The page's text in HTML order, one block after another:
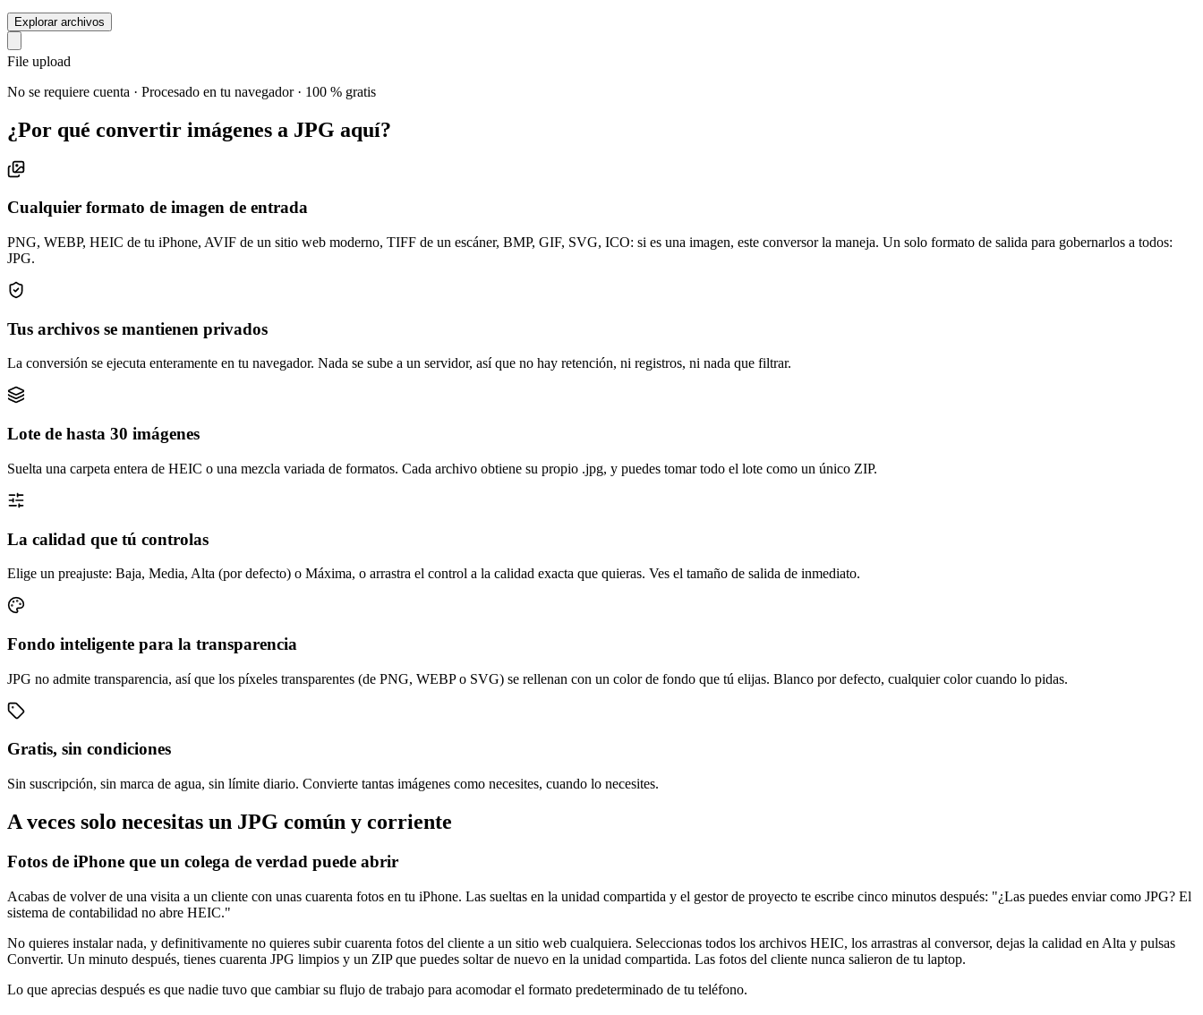
Explorar archivos
File upload
No se requiere cuenta · Procesado en tu navegador · 100 % gratis
¿Por qué convertir imágenes a JPG aquí?
Cualquier formato de imagen de entrada
PNG, WEBP, HEIC de tu iPhone, AVIF de un sitio web moderno, TIFF de un escáner, BMP, GIF, SVG, ICO: si es una imagen, este conversor la maneja. Un solo formato de salida para gobernarlos a todos:
JPG.
Tus archivos se mantienen privados
La conversión se ejecuta enteramente en tu navegador. Nada se sube a un servidor, así que no hay retención, ni registros, ni nada que filtrar.
Lote de hasta 30 imágenes
Suelta una carpeta entera de HEIC o una mezcla variada de formatos. Cada archivo obtiene su propio .jpg, y puedes tomar todo el lote como un único ZIP.
La calidad que tú controlas
Elige un preajuste: Baja, Media, Alta (por defecto) o Máxima, o arrastra el control a la calidad exacta que quieras. Ves el tamaño de salida de inmediato.
Fondo inteligente para la transparencia
JPG no admite transparencia, así que los píxeles transparentes (de PNG, WEBP o SVG) se rellenan con un color de fondo que tú elijas. Blanco por defecto, cualquier color cuando lo pidas.
Gratis, sin condiciones
Sin suscripción, sin marca de agua, sin límite diario. Convierte tantas imágenes como necesites, cuando lo necesites.
A veces solo necesitas un JPG común y corriente
Fotos de iPhone que un colega de verdad puede abrir
Acabas de volver de una visita a un cliente con unas cuarenta fotos en tu iPhone. Las sueltas en la unidad compartida y el gestor de proyecto te escribe cinco minutos después: "¿Las puedes enviar como JPG? El
sistema de contabilidad no abre HEIC."
No quieres instalar nada, y definitivamente no quieres subir cuarenta fotos del cliente a un sitio web cualquiera. Seleccionas todos los archivos HEIC, los arrastras al conversor, dejas la calidad en Alta y pulsas
Convertir. Un minuto después, tienes cuarenta JPG limpios y un ZIP que puedes soltar de nuevo en la unidad compartida. Las fotos del cliente nunca salieron de tu laptop.
Lo que aprecias después es que nadie tuvo que cambiar su flujo de trabajo para acomodar el formato predeterminado de tu teléfono.